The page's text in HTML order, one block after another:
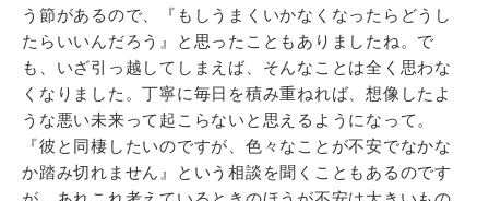
う節があるので、『もしうまくいかなくなったらどうし
たらいいんだろう』と思ったこともありましたね。で
も、いざ引っ越してしまえば、そんなことは全く思わな
くなりました。丁寧に毎日を積み重ねれば、想像したよ
うな悪い未来って起こらないと思えるようになって。
『彼と同棲したいのですが、色々なことが不安でなかな
か踏み切れません』という相談を聞くこともあるのです